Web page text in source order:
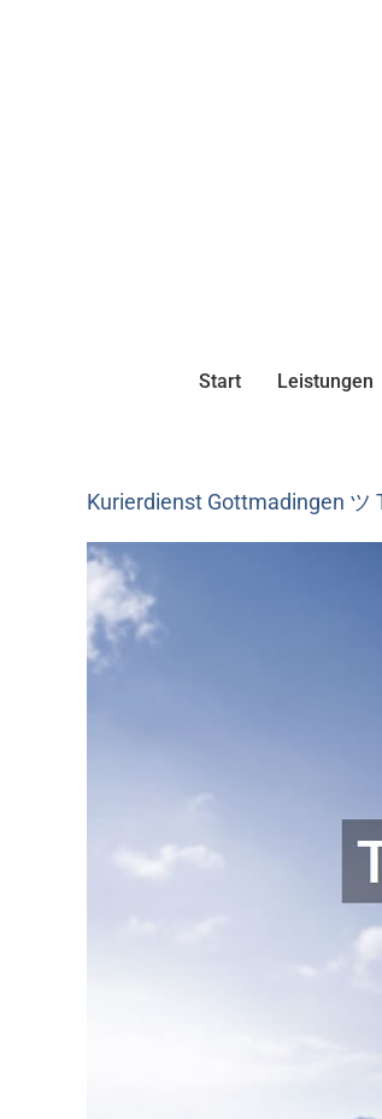
Start Leistungen
Kurierdienst Gottmadingen ツ